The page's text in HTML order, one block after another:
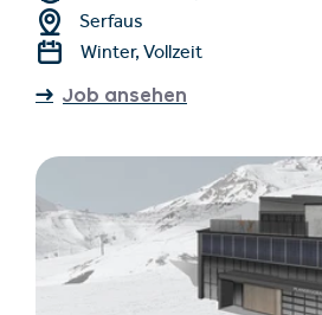
Serfaus
Winter, Vollzeit
Job ansehen